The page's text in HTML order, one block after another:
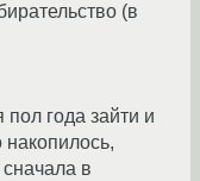
(в
пол года зайти и
накопилось,
сначала в